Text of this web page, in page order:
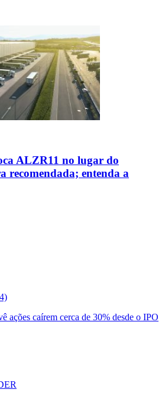
ALZR11 no lugar do
recomendada; entenda a
ações caírem cerca de 30% desde o IPO